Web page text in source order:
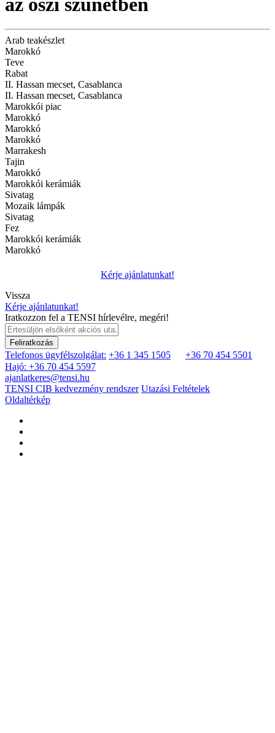
Arab teakészlet
Marokkó
Teve
Rabat
II. Hassan mecset, Casablanca
II. Hassan mecset, Casablanca
Marokkói piac
Marokkó
Marokkó
Marokkó
Marrakesh
Tajin
Marokkó
Marokkói kerámiák
Sivatag
Mozaik lámpák
Sivatag
Fez
Marokkói kerámiák
Marokkó
Kérje ajánlatunkat!
Vissza
Kérje ajánlatunkat!
Iratkozzon fel a TENSI hírlevélre, megéri!
Feliratkozás
Telefonos ügyfélszolgálat: +36 1 345 1505
+36 70 454 5501
Hajó: +36 70 454 5597
ajanlatkeres@tensi.hu
TENSI CIB kedvezmény rendszer Utazási Feltételek
Oldaltérkép